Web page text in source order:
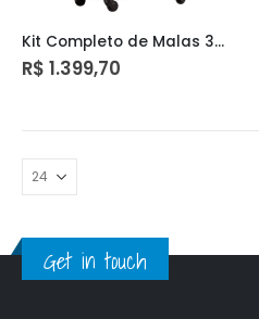
Kit Completo de Malas 360° Waves – P, M e G (Cor Prata) – Sestini
R$ 1.399,70
Get in touch